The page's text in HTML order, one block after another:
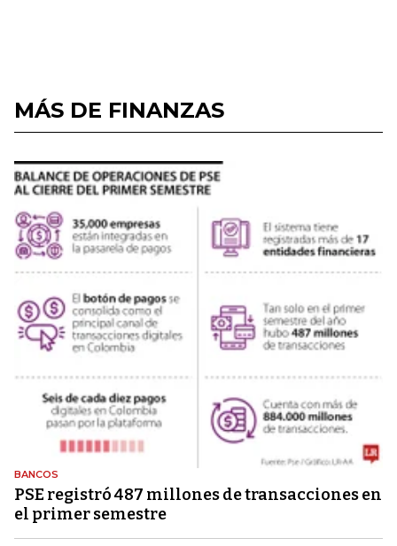
MÁS DE FINANZAS
BANCOS
PSE registró 487 millones de transacciones en
el primer semestre